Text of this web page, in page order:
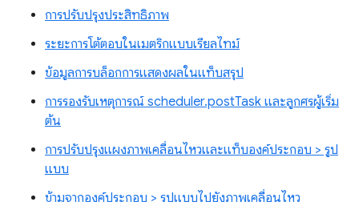
การปรับปรุงประสิทธิภาพ
ระยะการโต้ตอบในเมตริกแบบเรียลไทม์
ข้อมูลการบล็อกการแสดงผลในแท็บสรุป
การรองรับเหตุการณ์ scheduler.postTask และลูกศรผู้เริ่ม
ต้น
การปรับปรุงแผงภาพเคลื่อนไหวและแท็บองค์ประกอบ > รูป
แบบ
ข้ามจากองค์ประกอบ > รูปแบบไปยังภาพเคลื่อนไหว